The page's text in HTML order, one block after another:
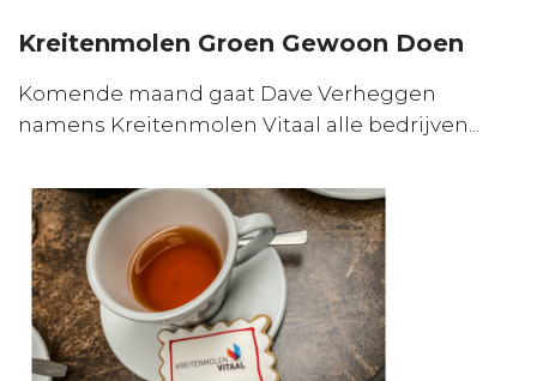
Kreitenmolen Groen Gewoon Doen
Komende maand gaat Dave Verheggen
namens Kreitenmolen Vitaal alle bedrijven...